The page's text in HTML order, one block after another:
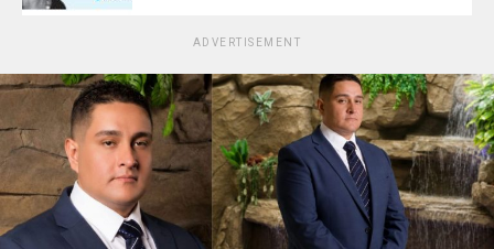
ADVERTISEMENT